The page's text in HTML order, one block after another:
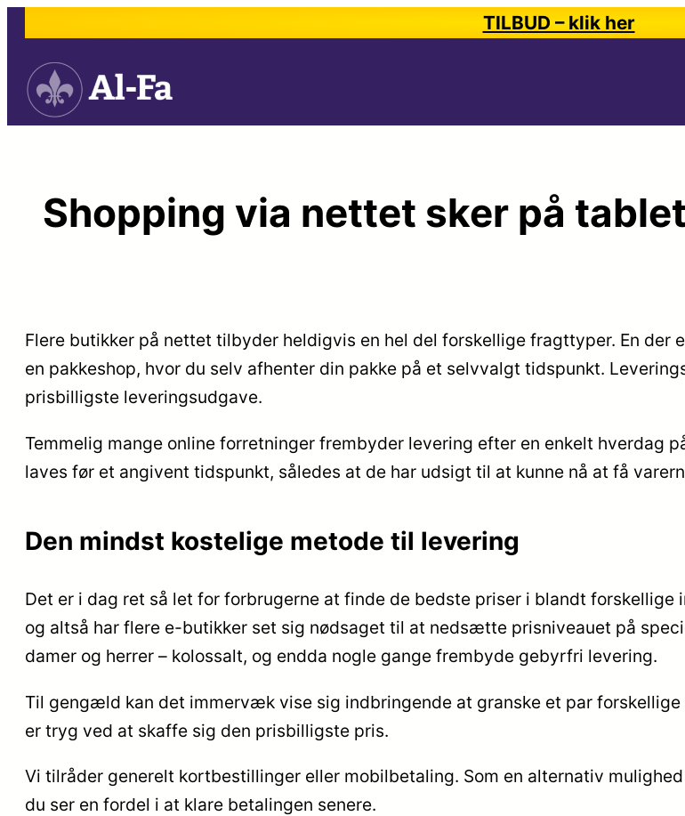
indhold
TILBUD – klik her
Shopping via nettet sker på
Flere butikker på nettet tilbyder heldigvis en hel del forskellige fragttyper. En der
en pakkeshop, hvor du selv afhenter din pakke på et selvvalgt tidspunkt.
prisbilligste leveringsudgave.
Temmelig mange online forretninger frembyder levering efter en enkelt hverdag
laves før et angivent tidspunkt, således at de har udsigt til at kunne nå at få
Den mindst kostelige metode til levering
Det er i dag ret så let for forbrugerne at finde de bedste priser i blandt forskellige
og altså har flere e-butikker set sig nødsaget til at nedsætte prisniveauet på
damer og herrer – kolossalt, og endda nogle gange frembyde gebyrfri levering.
Til gengæld kan det immervæk vise sig indbringende at granske et par
er tryg ved at skaffe sig den prisbilligste pris.
Vi tilråder generelt kortbestillinger eller mobilbetaling. Som en alternativ
du ser en fordel i at klare betalingen senere.